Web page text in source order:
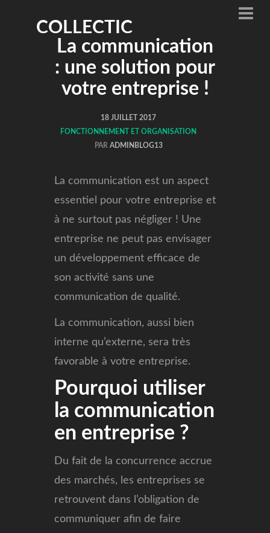
COLLECTIC
La communication
: une solution pour
votre entreprise !
18 JUILLET 2017
FONCTIONNEMENT ET ORGANISATION
PAR ADMINBLOG13
La communication est un aspect
essentiel pour votre entreprise et
à ne surtout pas négliger ! Une
entreprise ne peut pas envisager
un développement efficace de
son activité sans une
communication de qualité.
La communication, aussi bien
interne qu’externe, sera très
favorable à votre entreprise.
Pourquoi utiliser
la communication
en entreprise ?
Du fait de la concurrence accrue
des marchés, les entreprises se
retrouvent dans l’obligation de
communiquer afin de faire